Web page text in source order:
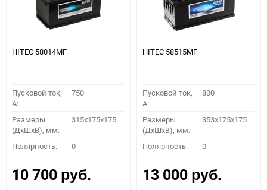
HITEC 58014MF
Пусковой ток,
A:
750
Размеры
(ДхШхВ), мм:
315x175x175
Полярность: 0
10 700 руб.
HITEC 58515MF
Пусковой ток,
A:
800
Размеры
(ДхШхВ), мм:
353x175x175
Полярность: 0
13 000 руб.